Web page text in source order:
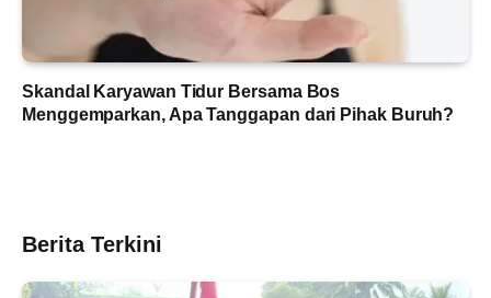
Skandal Karyawan Tidur Bersama Bos
Menggemparkan, Apa Tanggapan dari Pihak Buruh?
Berita Terkini